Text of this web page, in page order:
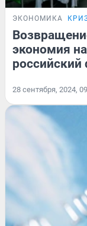
ЭКОНОМИКА
экономия
28 сентября, 2024,